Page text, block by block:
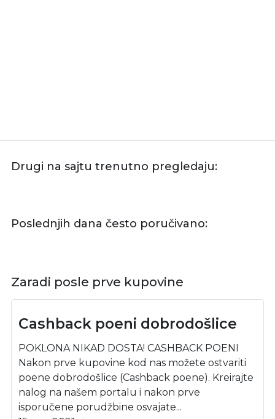
Drugi na sajtu trenutno pregledaju:
Poslednjih dana često poručivano:
Zaradi posle prve kupovine
Cashback poeni dobrodošlice
POKLONA NIKAD DOSTA! CASHBACK POENI
Nakon prve kupovine kod nas možete ostvariti
poene dobrodošlice (Cashback poene). Kreirajte
nalog na našem portalu i nakon prve
isporučene porudžbine osvajate...